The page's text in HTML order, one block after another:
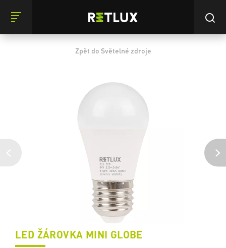
Zpět do Světelné zdroje
LED ŽÁROVKA MINI GLOBE